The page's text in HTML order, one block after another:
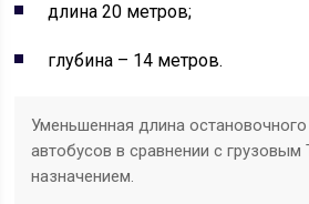
длина 20 метров;
глубина – 14 метров.
Уменьшенная длина
автобусов в сравнении с
назначением.